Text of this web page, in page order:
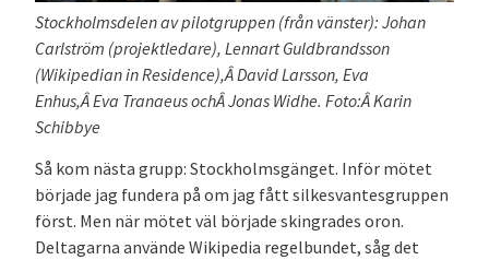
Stockholmsdelen av pilotgruppen (från vänster): Johan
Carlström (projektledare), Lennart Guldbrandsson
(Wikipedian in Residence),Â David Larsson, Eva
Enhus,Â Eva Tranaeus ochÂ Jonas Widhe. Foto:Â Karin
Schibbye
Så kom nästa grupp: Stockholmsgänget. Inför mötet
började jag fundera på om jag fått silkesvantesgruppen
först. Men när mötet väl började skingrades oron.
Deltagarna använde Wikipedia regelbundet, såg det